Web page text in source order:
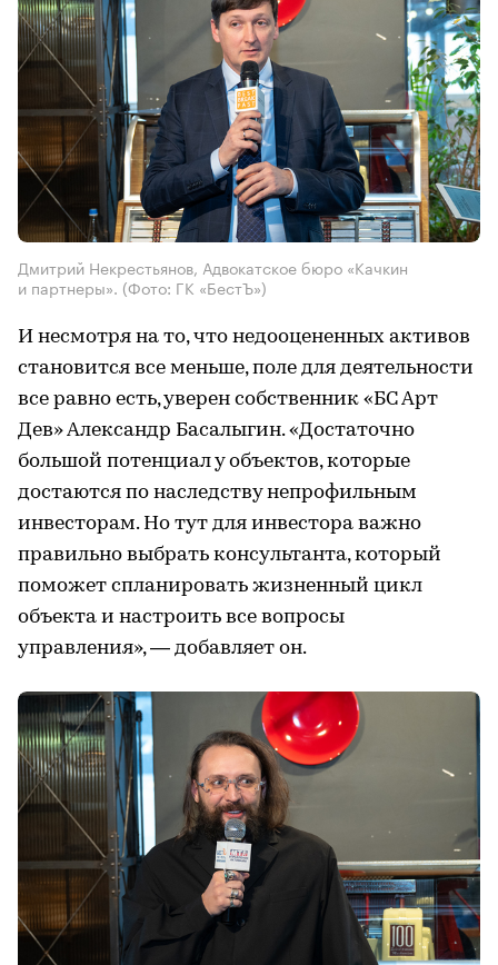
Дмитрий Некрестьянов, Адвокатское бюро «Качкин
и партнеры».(Фото: ГК «БестЪ»)
И несмотря на то, что недооцененных активов
становится все меньше, поле для деятельности
все равно есть, уверен собственник «БС Арт
Дев» Александр Басалыгин. «Достаточно
большой потенциал у объектов, которые
достаются по наследству непрофильным
инвесторам. Но тут для инвестора важно
правильно выбрать консультанта, который
поможет спланировать жизненный цикл
объекта и настроить все вопросы
управления», — добавляет он.